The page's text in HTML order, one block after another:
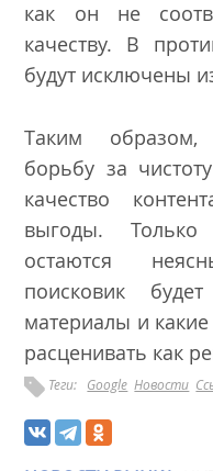
как он не
качеству. В
будут исключены
Таким образом,
борьбу за
качество
выгоды.
остаются
поисковик
материалы и
расценивать как
Теги: Google Новости